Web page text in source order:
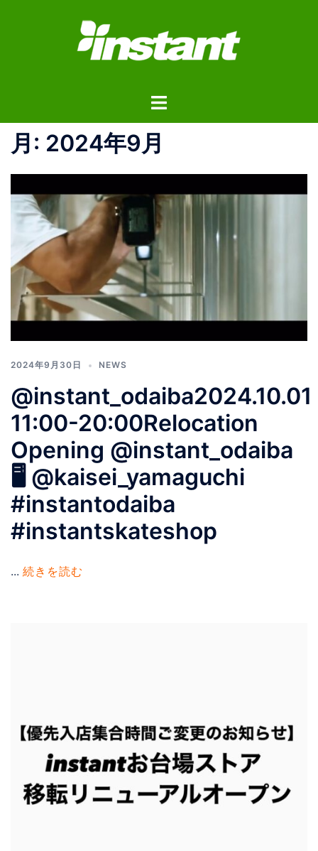
ス
ト
ル
メ
ニ
ー
月: 2024年9月
2024年9月30日 NEWS
@instant_odaiba2024.10.01
11:00-20:00Relocation
Opening @instant_odaiba
🖥️ @kaisei_yamaguchi
#instantodaiba
#instantskateshop
... 続きを読む